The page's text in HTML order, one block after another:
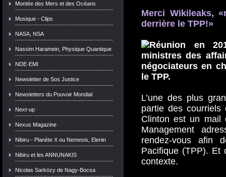
Montée des Mers et des Océans
Musique - Clips
NASA, NSA
Nassim Haramein, Physique Quantique
NDE-EMI
Newsletter de Sos Justice
Newsletters du Pouvoir Mondial
Next-up
Nexus Magazine
Nibiru - Planète X ou Nemesis, Elenin
Nibiru et les ANNUNAKIS
Nicolas Sarközy de Nagy-Bocsa
Merci Wikileaks,
derrière le TPP!»
L’une des plus
partie des courriels
Clinton est un mail
Management
rendez-vous afin
Pacifique (TPP). Et
contexte.